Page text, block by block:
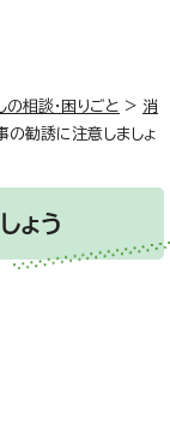
の相談・困りごと > 消
の勧誘に注意しましょ
ょう